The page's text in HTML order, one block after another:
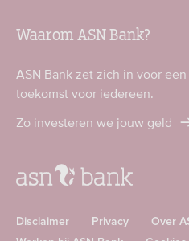
Waarom ASN Bank?
ASN Bank zet zich in voor
toekomst voor iedereen.
Zo investeren we jouw geld
Disclaimer Privacy
Over